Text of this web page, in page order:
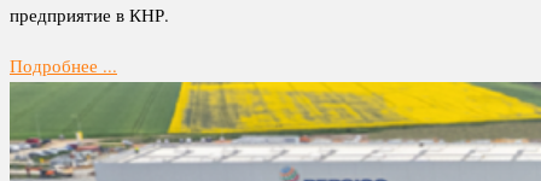
предприятие в КНР.
Подробнее ...